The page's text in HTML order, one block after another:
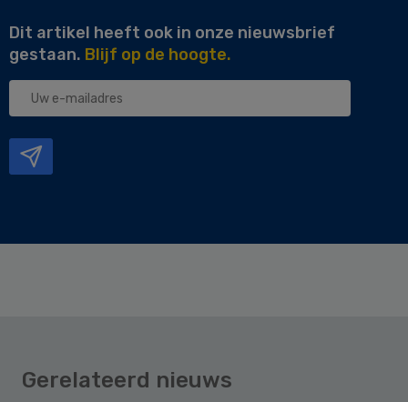
Dit artikel heeft ook in onze nieuwsbrief
gestaan. Blijf op de hoogte.
Uw
Gerelateerd nieuws